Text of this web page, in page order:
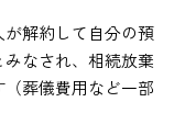
解約して自分の預
なされ、相続放棄
葬儀費用など一部